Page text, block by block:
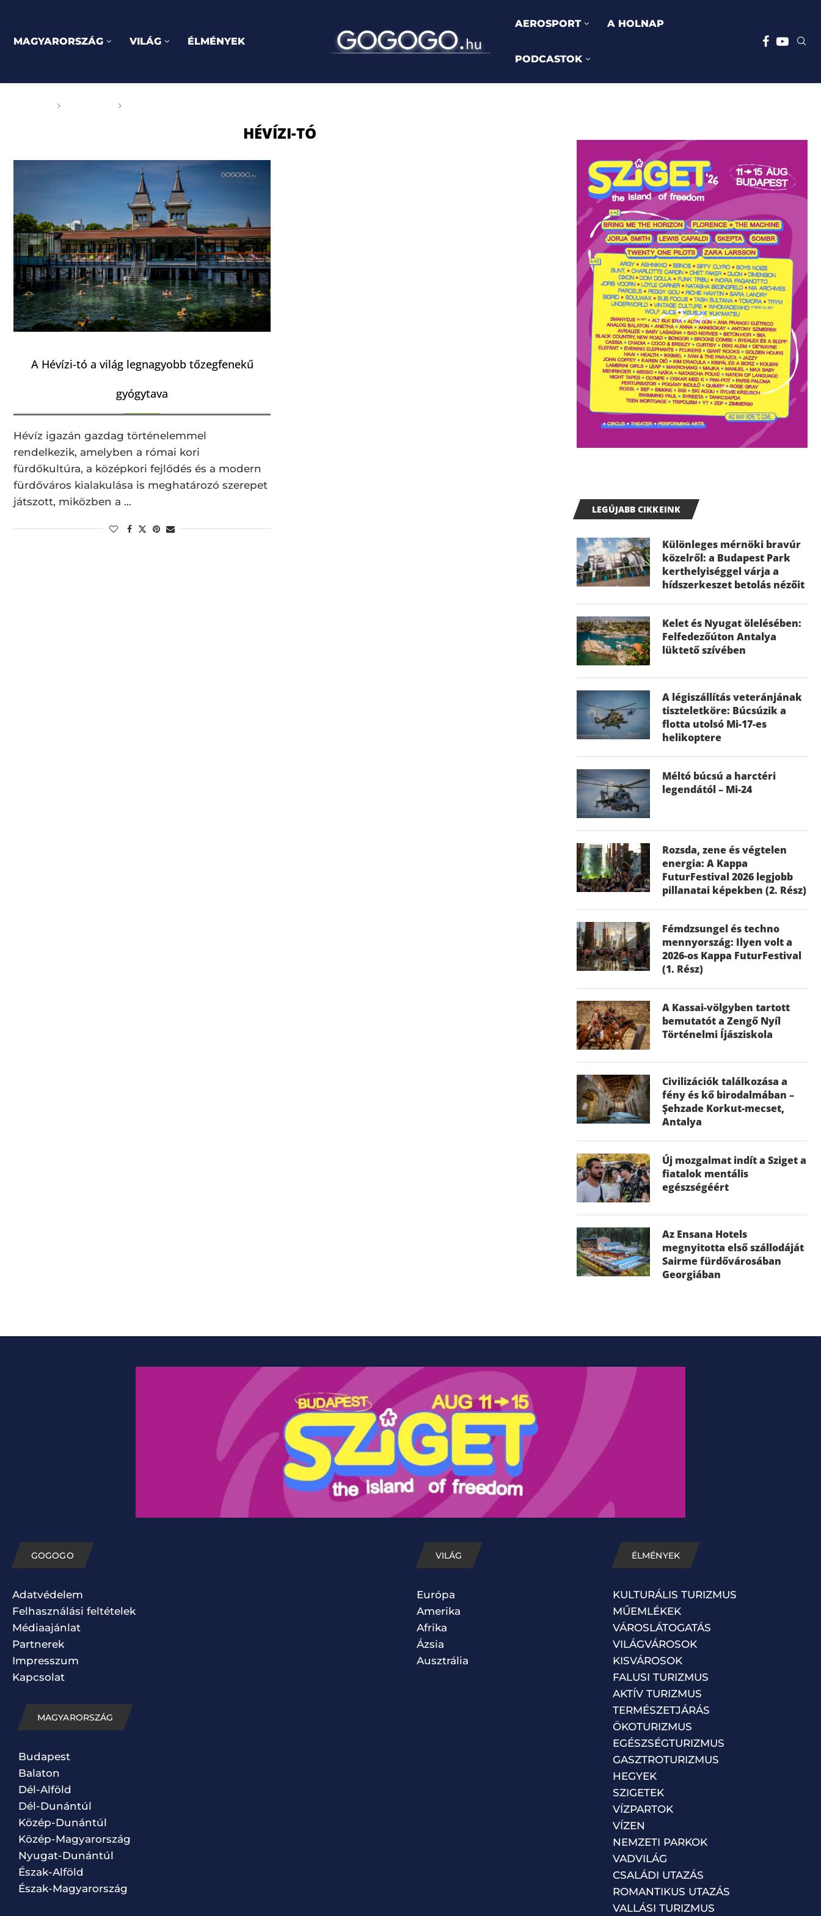
MAGYARORSZÁG VILÁG ÉLMÉNYEK
AEROSPORT A HOLNAP
PODCASTOK
HÉVÍZI-TÓ
A Hévízi-tó a világ legnagyobb tőzegfenekű
gyógytava
Hévíz igazán gazdag történelemmel
rendelkezik, amelyben a római kori
fürdőkultúra, a középkori fejlődés és a modern
fürdőváros kialakulása is meghatározó szerepet
játszott, miközben a …
LEGÚJABB CIKKEINK
Különleges mérnöki bravúr
közelről: a Budapest Park
kerthelyiséggel várja a
hídszerkeszet betolás nézőit
Kelet és Nyugat ölelésében:
Felfedezőúton Antalya
lüktető szívében
A légiszállítás veteránjának
tiszteletköre: Búcsúzik a
flotta utolsó Mi-17-es
helikoptere
Méltó búcsú a harctéri
legendától – Mi-24
Rozsda, zene és végtelen
energia: A Kappa
FuturFestival 2026 legjobb
pillanatai képekben (2. Rész)
Fémdzsungel és techno
mennyország: Ilyen volt a
2026-os Kappa FuturFestival
(1. Rész)
A Kassai-völgyben tartott
bemutatót a Zengő Nyíl
Történelmi Íjásziskola
Civilizációk találkozása a
fény és kő birodalmában –
Şehzade Korkut-mecset,
Antalya
Új mozgalmat indít a Sziget a
fiatalok mentális
egészségéért
Az Ensana Hotels
megnyitotta első szállodáját
Sairme fürdővárosában
Georgiában
GOGOGO
Adatvédelem
Felhasználási feltételek
Médiaajánlat
Partnerek
Impresszum
Kapcsolat
MAGYARORSZÁG
Budapest
Balaton
Dél-Alföld
Dél-Dunántúl
Közép-Dunántúl
Közép-Magyarország
Nyugat-Dunántúl
Észak-Alföld
Észak-Magyarország
VILÁG
Európa
Amerika
Afrika
Ázsia
Ausztrália
ÉLMÉNYEK
KULTURÁLIS TURIZMUS
MŰEMLÉKEK
VÁROSLÁTOGATÁS
VILÁGVÁROSOK
KISVÁROSOK
FALUSI TURIZMUS
AKTÍV TURIZMUS
TERMÉSZETJÁRÁS
ÖKOTURIZMUS
EGÉSZSÉGTURIZMUS
GASZTROTURIZMUS
HEGYEK
SZIGETEK
VÍZPARTOK
VÍZEN
NEMZETI PARKOK
VADVILÁG
CSALÁDI UTAZÁS
ROMANTIKUS UTAZÁS
VALLÁSI TURIZMUS